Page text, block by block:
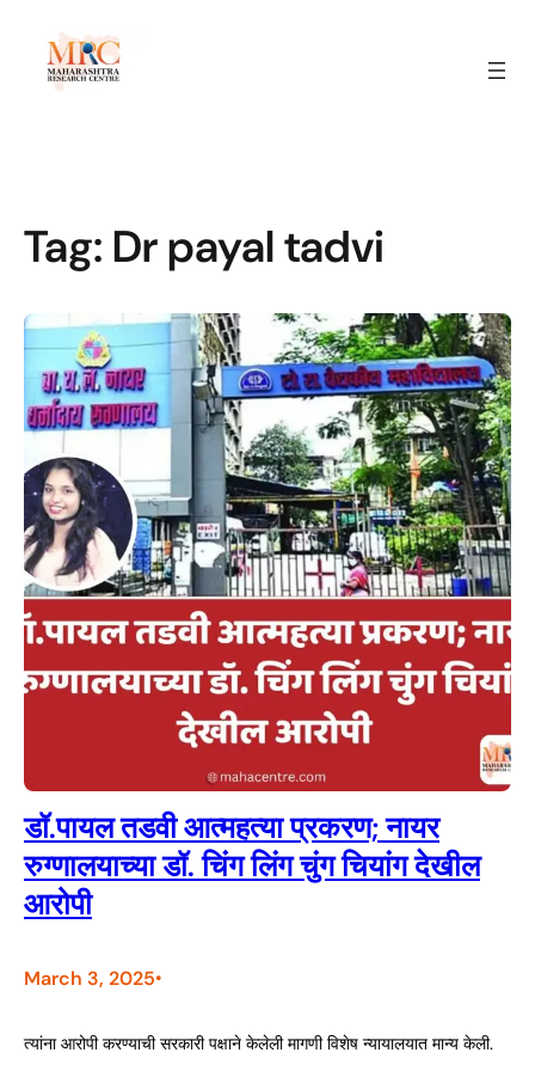
Tag: Dr payal tadvi
डॉ.पायल तडवी आत्महत्या प्रकरण; नायर
रुग्णालयाच्या डॉ. चिंग लिंग चुंग चियांग देखील
आरोपी
March 3, 2025•
त्यांना आरोपी करण्याची सरकारी पक्षाने केलेली मागणी विशेष न्यायालयात मान्य केली.